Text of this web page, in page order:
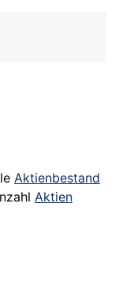
Aktienbestand
Aktien